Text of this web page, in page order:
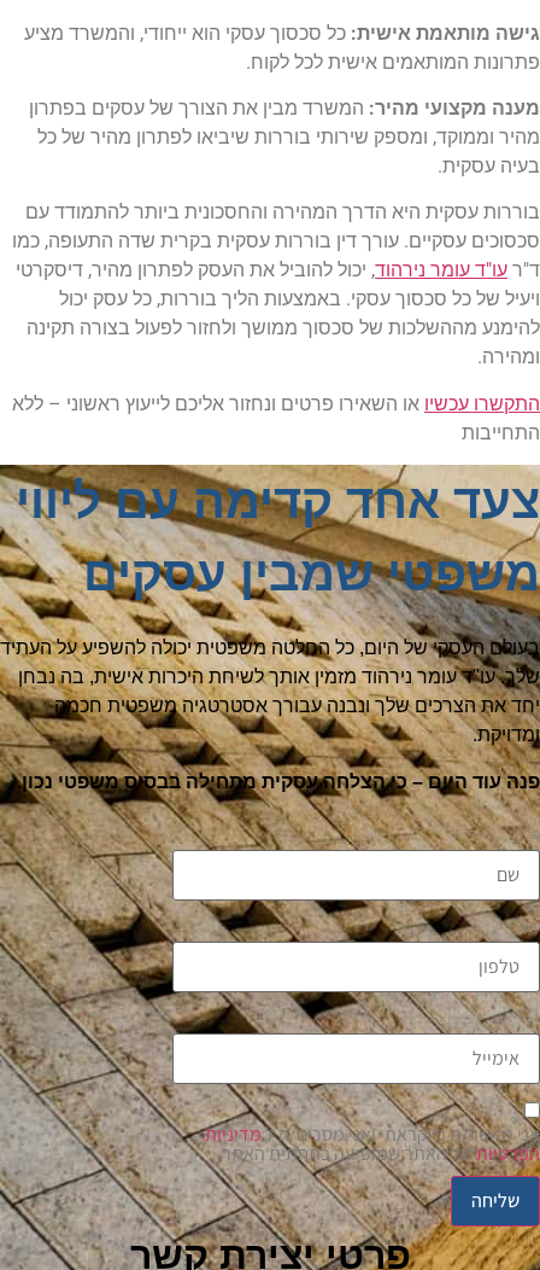
גישה מותאמת אישית: כל סכסוך עסקי הוא ייחודי, והמשרד מציע
פתרונות המותאמים אישית לכל לקוח.
מענה מקצועי מהיר: המשרד מבין את הצורך של עסקים בפתרון
מהיר וממוקד, ומספק שירותי בוררות שיביאו לפתרון מהיר של כל
בעיה עסקית.
בוררות עסקית היא הדרך המהירה והחסכונית ביותר להתמודד עם
סכסוכים עסקיים. עורך דין בוררות עסקית בקרית שדה התעופה, כמו
ד"ר עו"ד עומר נירהוד, יכול להוביל את העסק לפתרון מהיר, דיסקרטי
ויעיל של כל סכסוך עסקי. באמצעות הליך בוררות, כל עסק יכול
להימנע מההשלכות של סכסוך ממושך ולחזור לפעול בצורה תקינה
ומהירה.
התקשרו עכשיו או השאירו פרטים ונחזור אליכם לייעוץ ראשוני – ללא
התחייבות
צעד אחד קדימה עם ליווי
משפטי שמבין עסקים
בעולם העסקי של היום, כל החלטה משפטית יכולה להשפיע על העתיד
שלך. עו"ד עומר נירהוד מזמין אותך לשיחת היכרות אישית, בה נבחן
יחד את הצרכים שלך ונבנה עבורך אסטרטגיה משפטית חכמה
ומדויקת.
פנה עוד היום – כי הצלחה עסקית מתחילה בבסיס משפטי נכון.
שם
טלפון
אימייל
אני מאשר/ת כי קראתי ואני מסכים/ה למדיניות
הפרטיותשל האתר שמופיעה בתחתית האתר.
שליחה
פרטי יצירת קשר